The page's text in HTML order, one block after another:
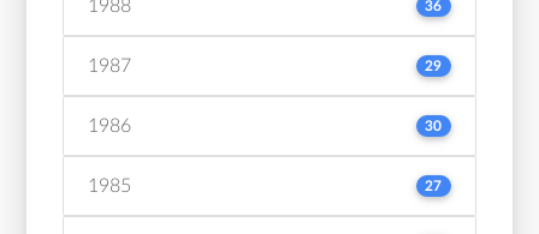
1988 36
1987 29
1986 30
1985 27